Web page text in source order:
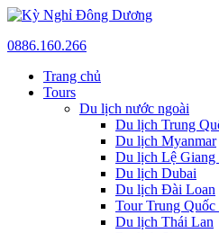
0886.160.266
Trang chủ
Tours
Du lịch nước ngoài
Du lịch Trung
Du lịch Myanmar
Du lịch Lệ Giang
Du lịch Dubai
Du lịch Đài Loan
Tour Trung
Du lịch Thái Lan